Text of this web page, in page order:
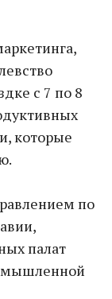
с 7 по 8
которые
по
палат